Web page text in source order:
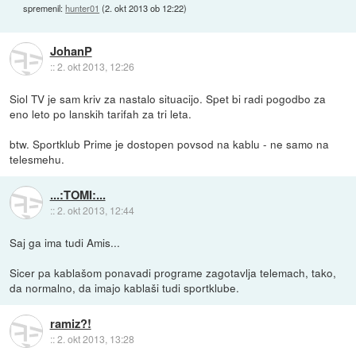
spremenil:hunter01 (2. okt 2013 ob 12:22)
JohanP
::2. okt 2013, 12:26
Siol TV je sam kriv za nastalo situacijo. Spet bi radi pogodbo za
eno leto po lanskih tarifah za tri leta.
btw. Sportklub Prime je dostopen povsod na kablu - ne samo na
telesmehu.
...:TOMI:...
::2. okt 2013, 12:44
Saj ga ima tudi Amis...
Sicer pa kablašom ponavadi programe zagotavlja telemach, tako,
da normalno, da imajo kablaši tudi sportklube.
ramiz?!
::2. okt 2013, 13:28